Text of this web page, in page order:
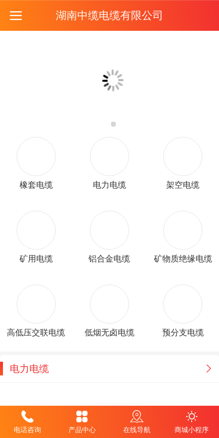
湖南中缆电缆有限公司
橡套电缆 电力电缆 架空电缆
矿用电缆 铝合金电缆 矿物质绝缘电缆
高低压交联电缆 低烟无卤电缆 预分支电缆
电力电缆
电话咨询 产品中心 在线导航 商城小程序